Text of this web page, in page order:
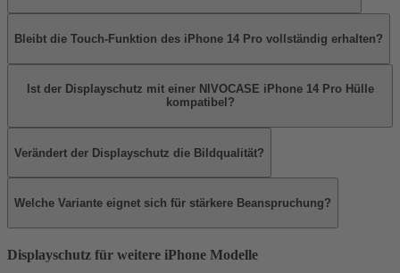
Bleibt die Touch-Funktion des iPhone 14 Pro vollständig erhalten?
Ist der Displayschutz mit einer NIVOCASE iPhone 14 Pro Hülle
kompatibel?
Verändert der Displayschutz die Bildqualität?
Welche Variante eignet sich für stärkere Beanspruchung?
Displayschutz für weitere iPhone Modelle